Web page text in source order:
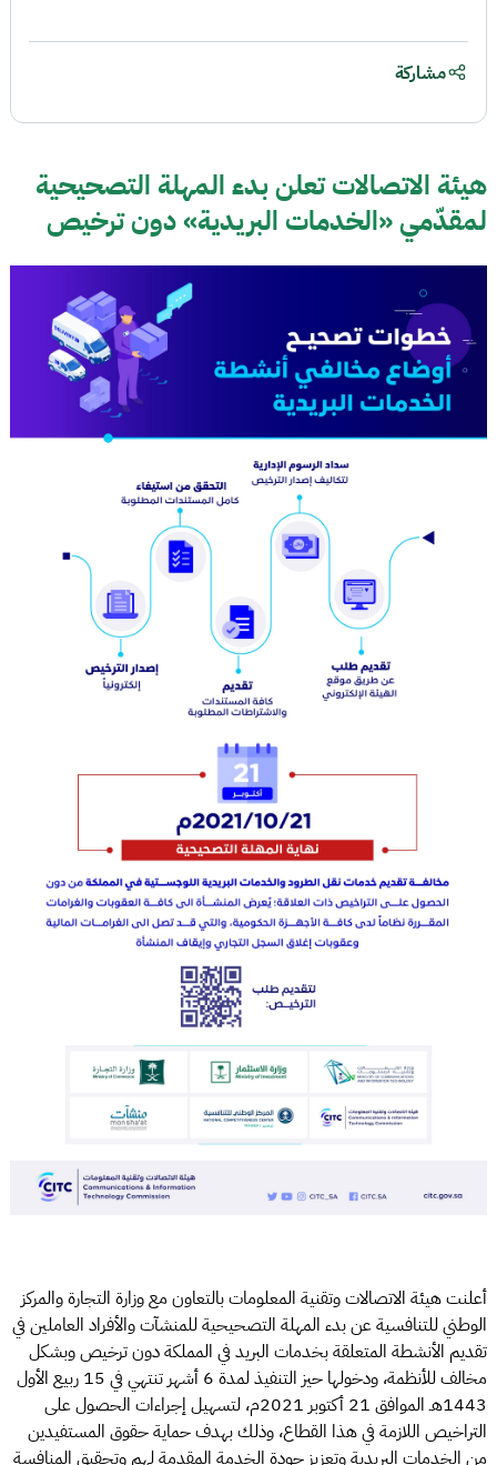
هيئة الاتصالات تعلن بدء المهلة التصحيحية
لمقدّمي «الخدمات البريدية» دون ترخيص
أعلنت هيئة الاتصالات وتقنية المعلومات بالتعاون مع وزارة التجارة والمركز
الوطني للتنافسية عن بدء المهلة التصحيحية للمنشآت والأفراد العاملين في
تقديم الأنشطة المتعلقة بخدمات البريد في المملكة دون ترخيص وبشكل
مخالف للأنظمة، ودخولها حيز التنفيذ لمدة 6 أشهر تنتهي في 15 ربيع الأول
1443هـ الموافق 21 أكتوبر 2021م، لتسهيل إجراءات الحصول على
التراخيص اللازمة في هذا القطاع، وذلك بهدف حماية حقوق المستفيدين
من الخدمات البريدية وتعزيز جودة الخدمة المقدمة لهم وتحقيق المنافسة
مشاركة